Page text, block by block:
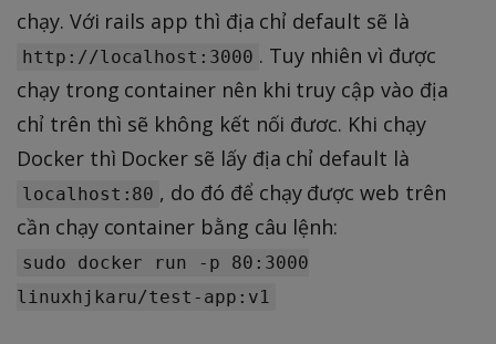
chạy. Với rails app thì địa chỉ default sẽ là
http://localhost:3000 . Tuy nhiên vì được
chạy trong container nên khi truy cập vào địa
chỉ trên thì sẽ không kết nối đươc. Khi chạy
Docker thì Docker sẽ lấy địa chỉ default là
localhost:80 , do đó để chạy được web trên
cần chạy container bằng câu lệnh:
sudo docker run -p 80:3000
linuxhjkaru/test-app:v1